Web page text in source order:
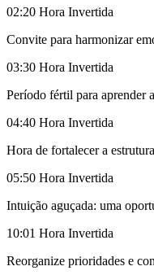
02:20 Hora Invertida
Convite para harmonizar
03:30 Hora Invertida
Período fértil para aprender
04:40 Hora Invertida
Hora de fortalecer a
05:50 Hora Invertida
Intuição aguçada: uma
10:01 Hora Invertida
Reorganize prioridades e